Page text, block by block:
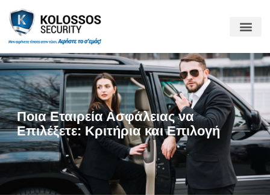
Ποια Εταιρεία Ασφάλειας να
Επιλέξετε: Κριτήρια και Επιλογή